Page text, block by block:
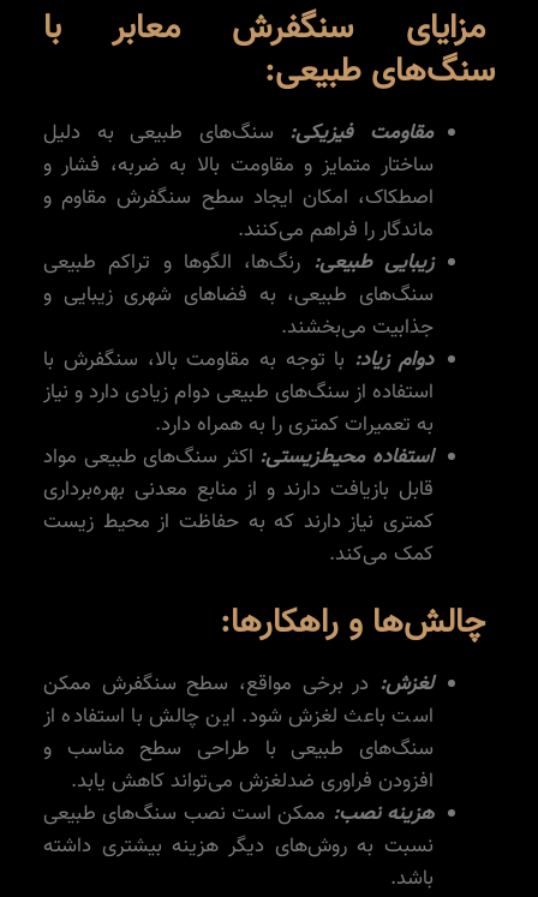
مزایای سنگفرش معابر با
سنگ‌های طبیعی:
مقاومت فیزیکی: سنگ‌های طبیعی به دلیل
ساختار متمایز و مقاومت بالا به ضربه، فشار و
اصطکاک، امکان ایجاد سطح سنگفرش مقاوم و
ماندگار را فراهم می‌کنند.
زیبایی طبیعی: رنگ‌ها، الگوها و تراکم طبیعی
سنگ‌های طبیعی، به فضاهای شهری زیبایی و
جذابیت می‌بخشند.
دوام زیاد: با توجه به مقاومت بالا، سنگفرش با
استفاده از سنگ‌های طبیعی دوام زیادی دارد و نیاز
به تعمیرات کمتری را به همراه دارد.
استفاده محیط‌زیستی: اکثر سنگ‌های طبیعی مواد
قابل بازیافت دارند و از منابع معدنی بهره‌برداری
کمتری نیاز دارند که به حفاظت از محیط زیست
کمک می‌کند.
چالش‌ها و راهکارها:
لغزش: در برخی مواقع، سطح سنگفرش ممکن
است باعث لغزش شود. این چالش با استفاده از
سنگ‌های طبیعی با طراحی سطح مناسب و
افزودن فراوری ضدلغزش می‌تواند کاهش یابد.
هزینه نصب: ممکن است نصب سنگ‌های طبیعی
نسبت به روش‌های دیگر هزینه بیشتری داشته
باشد.